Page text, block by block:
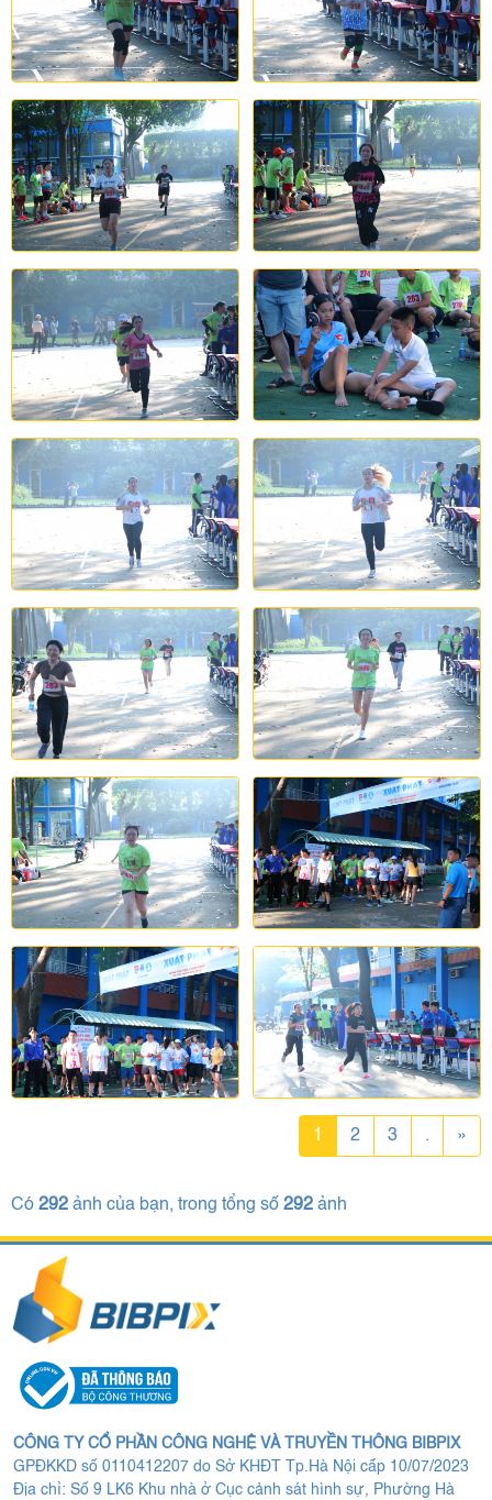
1 2 3 . »
Có 292 ảnh của bạn, trong tổng số 292 ảnh
CÔNG TY CỔ PHẦN CÔNG NGHỆ VÀ TRUYỀN THÔNG BIBPIX
GPĐKKD số 0110412207 do Sở KHĐT Tp.Hà Nội cấp 10/07/2023
Địa chỉ: Số 9 LK6 Khu nhà ở Cục cảnh sát hình sự, Phường Hà